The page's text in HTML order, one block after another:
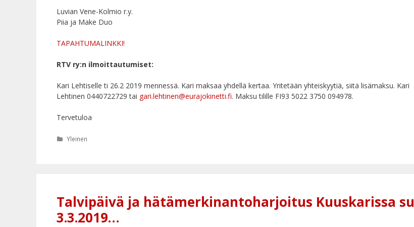
Luvian Vene-Kolmio r.y.
Piia ja Make Duo
TAPAHTUMALINKKI!
RTV ry:n ilmoittautumiset:
Kari Lehtiselle ti 26.2 2019 mennessä. Kari maksaa yhdellä kertaa. Yritetään yhteiskyytiä, siitä lisämaksu. Kari
Lehtinen 0440722729 tai gari.lehtinen@eurajokinetti.fi. Maksu tilille FI93 5022 3750 094978.
Tervetuloa
Kategoriat
Yleinen
Talvipäivä ja hätämerkinantoharjoitus Kuuskarissa su
3.3.2019…